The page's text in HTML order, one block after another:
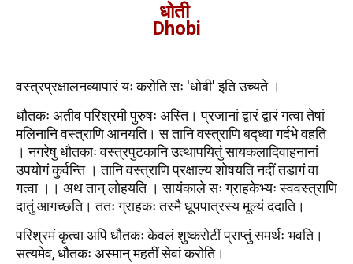
धोती
Dhobi
वस्त्रप्रक्षालनव्यापारं यः करोति सः 'धोबी' इति उच्यते ।
धौतकः अतीव परिश्रमी पुरुषः अस्ति। प्रजानां द्वारं द्वारं गत्वा तेषां
मलिनानि वस्त्राणि आनयति। स तानि वस्त्राणि बद्ध्वा गर्दभे वहति
। नगरेषु धौतकाः वस्त्रपुटकानि उत्थापयितुं सायकलादिवाहनानां
उपयोगं कुर्वन्ति । तानि वस्त्राणि प्रक्षाल्य शोषयति नदीं तडागं वा
गत्वा ।। अथ तान् लोहयति । सायंकाले सः ग्राहकेभ्यः स्ववस्त्राणि
दातुं आगच्छति। ततः ग्राहकः तस्मै धूपपात्रस्य मूल्यं ददाति।
परिश्रमं कृत्वा अपि धौतकः केवलं शुष्करोटीं प्राप्तुं समर्थः भवति।
सत्यमेव, धौतकः अस्मान् महतीं सेवां करोति।